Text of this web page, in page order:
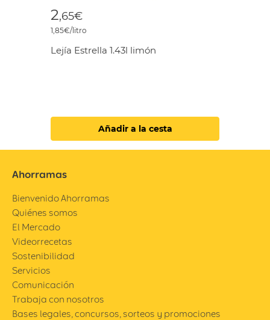
2,65€
1,85€/litro
Lejía Estrella 1.43l limón
Añadir a la cesta
Ahorramas
Bienvenido Ahorramas
Quiénes somos
El Mercado
Videorrecetas
Sostenibilidad
Servicios
Comunicación
Trabaja con nosotros
Bases legales, concursos, sorteos y promociones